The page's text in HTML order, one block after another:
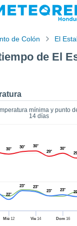
de Colón El
de El
mínima y punto
14 días
Mié 12 Vie 14 Dom16
30° 30°
30°
29°
30°
22°
23°
23°
23°
23°